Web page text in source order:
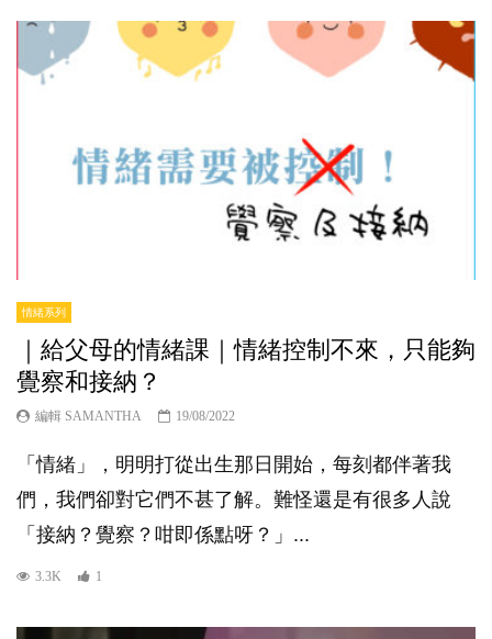
情緒系列
｜給父母的情緒課｜情緒控制不來，只能夠
覺察和接納？
編輯 SAMANTHA 19/08/2022
「情緒」，明明打從出生那日開始，每刻都伴著我
們，我們卻對它們不甚了解。難怪還是有很多人說
「接納？覺察？咁即係點呀？」...
3.3K 1